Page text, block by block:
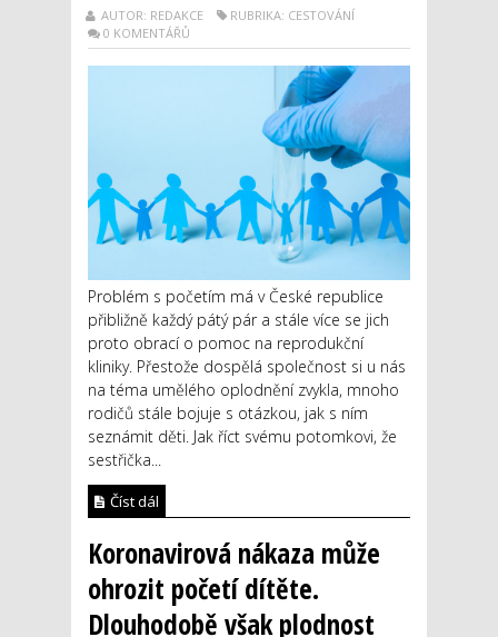
AUTOR: REDAKCE
RUBRIKA: CESTOVÁNÍ
0 KOMENTÁŘŮ
Problém s početím má v České republice
přibližně každý pátý pár a stále více se jich
proto obrací o pomoc na reprodukční
kliniky. Přestože dospělá společnost si u nás
na téma umělého oplodnění zvykla, mnoho
rodičů stále bojuje s otázkou, jak s ním
seznámit děti. Jak říct svému potomkovi, že
sestřička...
Číst dál
Koronavirová nákaza může
ohrozit početí dítěte.
Dlouhodobě však plodnost